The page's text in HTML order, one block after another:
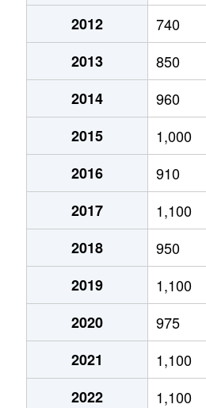
あいの里２条
200万円
あいの里２条
210万円
あいの里２条
320万円
あいの里２条
100万円
あいの里２条
550万円
あいの里２条
1,600万円
あいの里２条
1,500万円
あいの里２条
100万円
あいの里２条
200万円
あいの里２条
850万円
2012
740
2013
850
2014
960
2015
1,000
2016
910
2017
1,100
2018
950
2019
1,100
2020
975
2021
1,100
2022
1,100